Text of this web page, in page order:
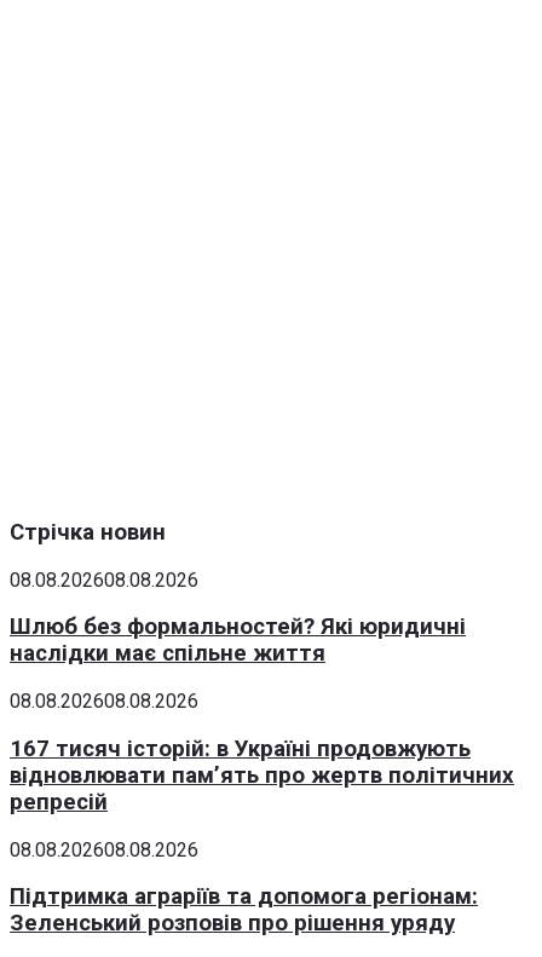
Стрічка новин
08.08.202608.08.2026
Шлюб без формальностей? Які юридичні
наслідки має спільне життя
08.08.202608.08.2026
167 тисяч історій: в Україні продовжують
відновлювати пам’ять про жертв політичних
репресій
08.08.202608.08.2026
Підтримка аграріїв та допомога регіонам:
Зеленський розповів про рішення уряду